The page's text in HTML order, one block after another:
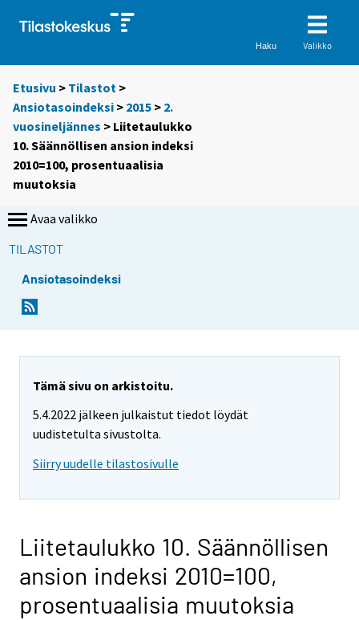
Haku Valikko
Etusivu > Tilastot >
Ansiotasoindeksi > 2015 > 2.
vuosineljännes > Liitetaulukko
10. Säännöllisen ansion indeksi
2010=100, prosentuaalisia
muutoksia
Avaa valikko
TILASTOT
Ansiotasoindeksi
Tämä sivu on arkistoitu.
5.4.2022 jälkeen julkaistut tiedot löydät
uudistetulta sivustolta.
Siirry uudelle tilastosivulle
Liitetaulukko 10. Säännöllisen
ansion indeksi 2010=100,
prosentuaalisia muutoksia